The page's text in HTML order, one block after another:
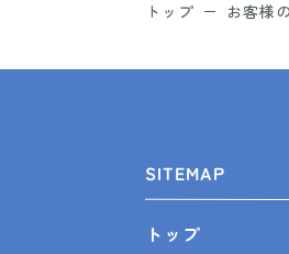
トップ お客様
SITEMAP
トップ